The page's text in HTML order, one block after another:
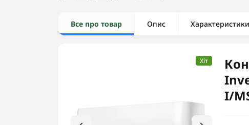
Радіатори алюмінієві
Все про товар Опис Характеристики
Хіт
I/